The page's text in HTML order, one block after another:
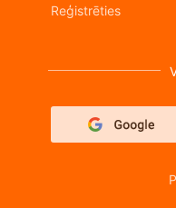
Reģistrēties